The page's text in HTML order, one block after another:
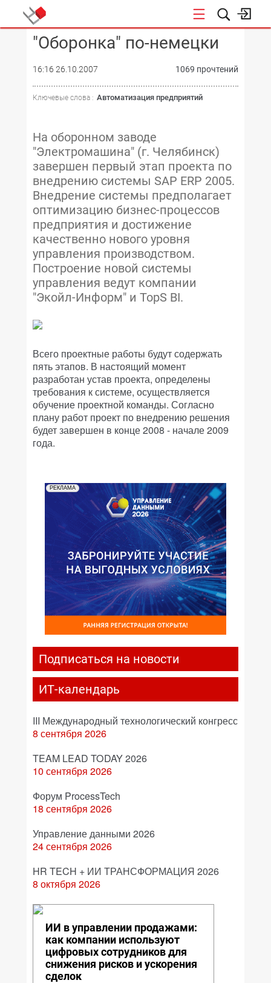
КОНФЕРЕНЦИИ
"Оборонка" по-немецки
16:16 26.10.2007 1069 прочтений
Ключевые слова : Автоматизация предприятий
На оборонном заводе
"Электромашина" (г. Челябинск)
завершен первый этап проекта по
внедрению системы SAP ERP 2005.
Внедрение системы предполагает
оптимизацию бизнес-процессов
предприятия и достижение
качественно нового уровня
управления производством.
Построение новой системы
управления ведут компании
"Экойл-Информ" и TopS BI.
Всего проектные работы будут содержать
пять этапов. В настоящий момент
разработан устав проекта, определены
требования к системе, осуществляется
обучение проектной команды. Согласно
плану работ проект по внедрению решения
будет завершен в конце 2008 - начале 2009
года.
РЕКЛАМА
Подписаться на новости
ИТ-календарь
III Международный технологический конгресс
8 сентября 2026
TEAM LEAD TODAY 2026
10 сентября 2026
Форум ProcessTech
18 сентября 2026
Управление данными 2026
24 сентября 2026
HR TECH + ИИ ТРАНСФОРМАЦИЯ 2026
8 октября 2026
ИИ в управлении продажами:
как компании используют
цифровых сотрудников для
снижения рисков и ускорения
сделок